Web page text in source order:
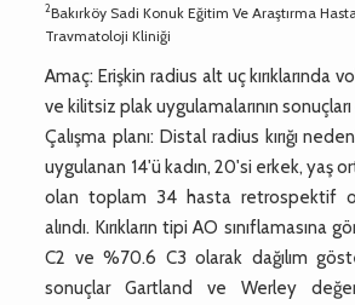
2Bakırköy Sadi Konuk Eğitim Ve Araştırma
Travmatoloji Kliniği
Amaç: Erişkin radius alt uç kırıklarında
ve kilitsiz plak uygulamalarının
Çalışma planı: Distal radius kırığı
uygulanan 14'ü kadın, 20'si erkek, yaş
olan toplam 34 hasta retrospektif
alındı. Kırıkların tipi AO sınıflamasına
C2 ve %70.6 C3 olarak dağılım
sonuçlar Gartland ve Werley